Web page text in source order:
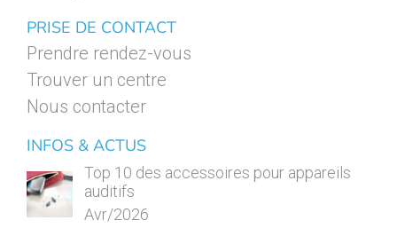
PRISE DE CONTACT
Prendre rendez-vous
Trouver un centre
Nous contacter
INFOS & ACTUS
Top 10 des accessoires pour appareils
auditifs
Avr/2026